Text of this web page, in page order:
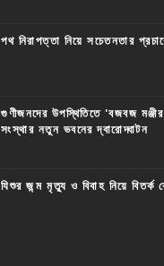
পথ নিরাপত্তা নিয়ে সচেতনতার
গুণীজনদের উপস্থিতিতে 'বজবজ
সংস্থার নতুন ভবনের দ্বারোদ্ঘাটন
যিশুর জন্ম মৃত্যু ও বিবাহ নিয়ে বিতর্ক